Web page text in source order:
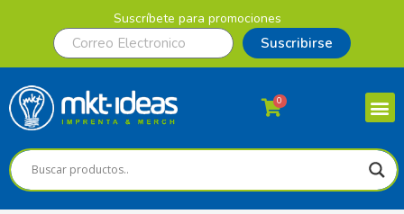
Suscríbete para promociones
Suscribirse
0